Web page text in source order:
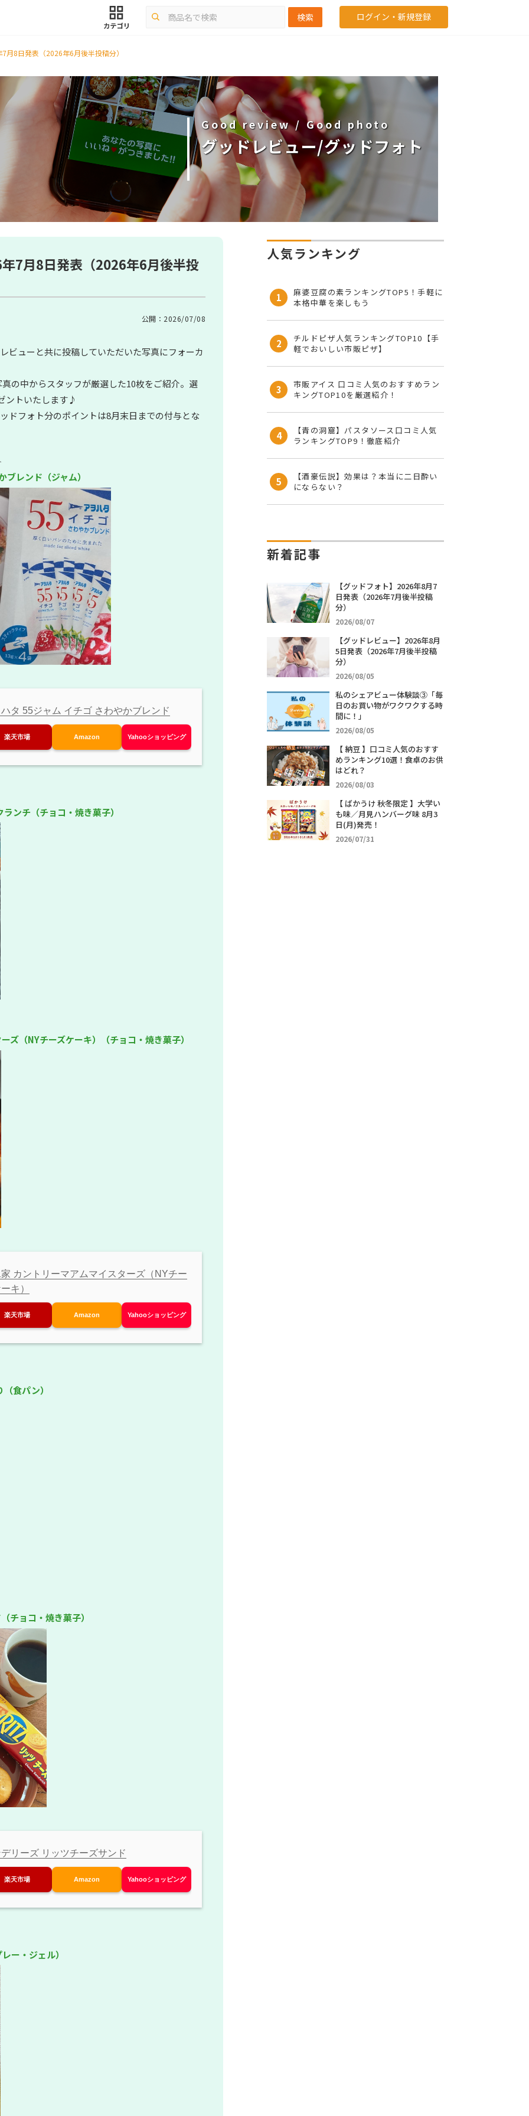
検索 ログイン・新規登録
月8日発表（2026年6月後半投稿分）
Good review / Good photo
グッドレビュー/グッドフォト
7月8日発表（2026年6月後半投
公開：2026/07/08
ビューと共に投稿していただいた写真にフォーカ
の中からスタッフが厳選した10枚をご紹介。選
ントいたします♪
ドフォト分のポイントは8月末日までの付与とな
レンド（ジャム）
タ 55ジャム イチゴ さわやかブレンド
楽天市場 Amazon Yahooショッピング
ンチ（チョコ・焼き菓子）
ズ（NYチーズケーキ）（チョコ・焼き菓子）
カントリーマアムマイスターズ（NYチー
キ）
楽天市場 Amazon Yahooショッピング
食パン）
チョコ・焼き菓子）
リーズ リッツチーズサンド
楽天市場 Amazon Yahooショッピング
ー・ジェル）
人気ランキング
1
麻婆豆腐の素ランキングTOP5！手軽に
本格中華を楽しもう
2
チルドピザ人気ランキングTOP10【手
軽でおいしい市販ピザ】
3
市販アイス 口コミ人気のおすすめラン
キングTOP10を厳選紹介！
4
【青の洞窟】パスタソース口コミ人気
ランキングTOP9！徹底紹介
5
【酒豪伝説】効果は？本当に二日酔い
にならない？
新着記事
【グッドフォト】2026年8月7
日発表（2026年7月後半投稿
分）
2026/08/07
【グッドレビュー】2026年8月
5日発表（2026年7月後半投稿
分）
2026/08/05
私のシェアビュー体験談③「毎
日のお買い物がワクワクする時
間に！」
2026/08/05
【 納豆 】口コミ人気のおすす
めランキング10選！食卓のお供
はどれ？
2026/08/03
【 ばかうけ 秋冬限定 】大学い
も味／月見ハンバーグ味 8月3
日(月)発売！
2026/07/31